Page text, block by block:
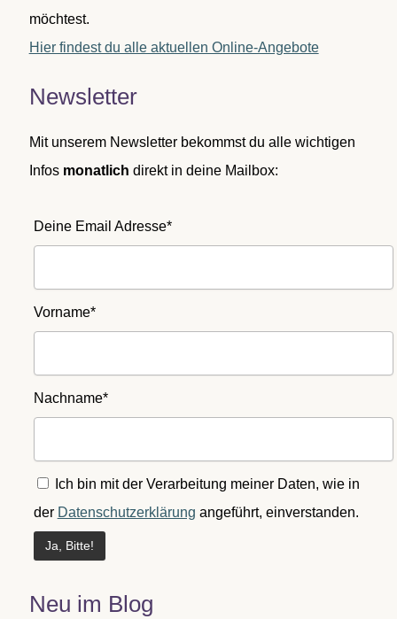
möchtest.
Hier findest du alle aktuellen Online-Angebote
Newsletter
Mit unserem Newsletter bekommst du alle wichtigen
Infos monatlich direkt in deine Mailbox:
Deine Email Adresse*
Vorname*
Nachname*
Ich bin mit der Verarbeitung meiner Daten, wie in
der Datenschutzerklärung angeführt, einverstanden.
Neu im Blog